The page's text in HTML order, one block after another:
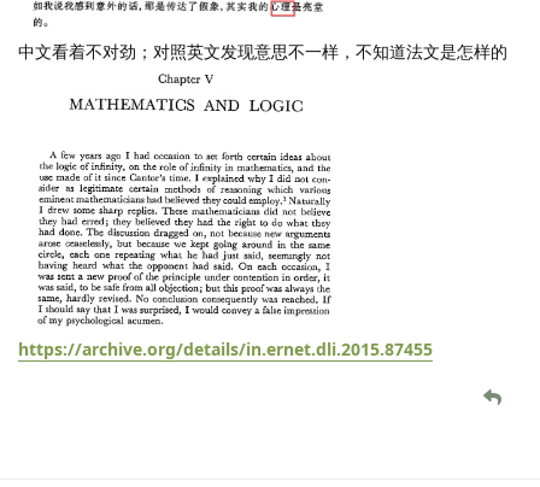
中文看着不对劲；对照英文发现意思不一样，不知道法文是怎样的
https://archive.org/details/in.ernet.dli.2015.87455